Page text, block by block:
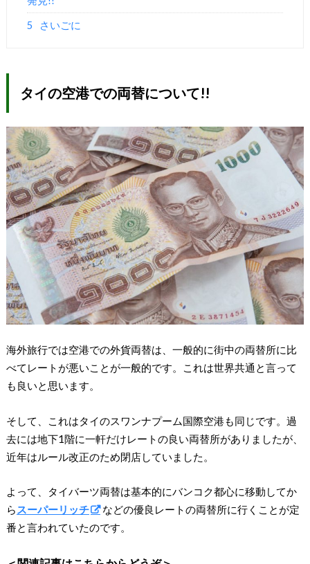
5 さいごに
タイの空港での両替について!!
海外旅行では空港での外貨両替は、一般的に街中の両替所に比
べてレートが悪いことが一般的です。これは世界共通と言って
も良いと思います。
そして、これはタイのスワンナプーム国際空港も同じです。過
去には地下1階に一軒だけレートの良い両替所がありましたが、
近年はルール改正のため閉店していました。
よって、タイバーツ両替は基本的にバンコク都心に移動してか
ら スーパーリッチ
などの優良レートの両替所に行くことが定
番と言われていたのです。